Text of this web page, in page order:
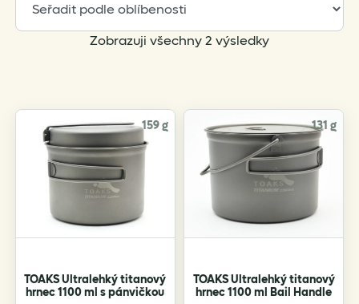
Zobrazuji všechny 2 výsledkySorted
159 g
TOAKS Ultralehký titanový
hrnec 1100 ml s pánvičkou
131 g
TOAKS Ultralehký titanový
hrnec 1100 ml Bail Handle